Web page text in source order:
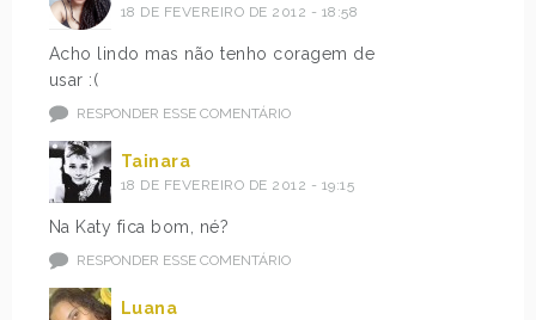
18 DE FEVEREIRO DE 2012 - 18:58
Acho lindo mas não tenho coragem de
usar :(
RESPONDER ESSE COMENTÁRIO
Tainara
18 DE FEVEREIRO DE 2012 - 19:15
Na Katy fica bom, né?
RESPONDER ESSE COMENTÁRIO
Luana